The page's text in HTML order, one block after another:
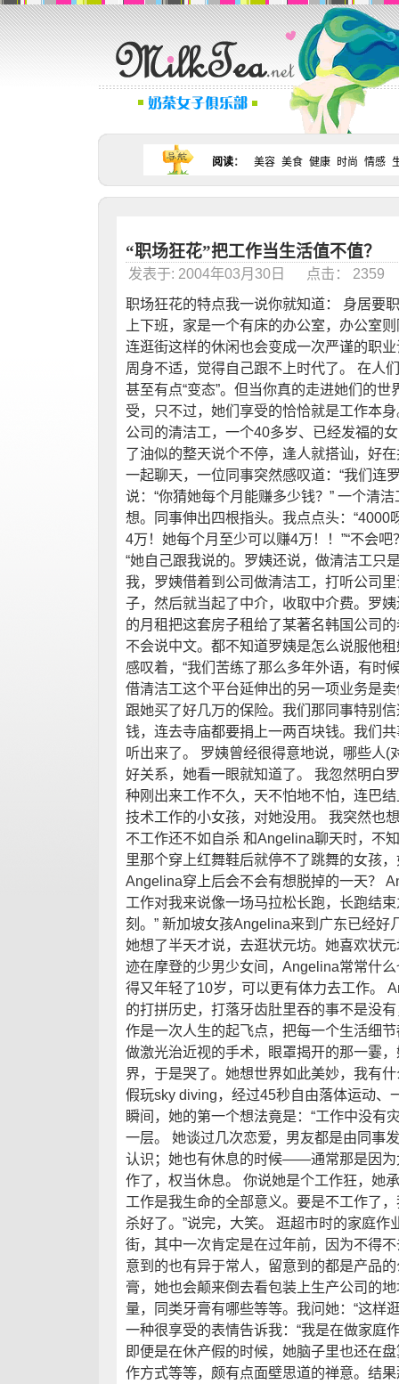
阅读： 美容 美食 健康 时尚 情感
“职场狂花”把工作当生活值不值？
发表于: 2004年03月30日 点击： 2359
职场狂花的特点我一说你就知道： 身居要
上下班，家是一个有床的办公室，办公室
连逛街这样的休闲也会变成一次严谨的职
周身不适，觉得自己跟不上时代了。 在人
甚至有点“变态”。但当你真的走进她们的
受，只不过，她们享受的恰恰就是工作本
公司的清洁工，一个40多岁、已经发福的
了油似的整天说个不停，逢人就搭讪，好
一起聊天，一位同事突然感叹道：“我们连
说：“你猜她每个月能赚多少钱？” 一个清
想。同事伸出四根指头。我点点头：“4000
4万！她每个月至少可以赚4万！！”“不会
“她自己跟我说的。罗姨还说，做清洁工只
我，罗姨借着到公司做清洁工，打听公司
子，然后就当起了中介，收取中介费。罗
的月租把这套房子租给了某著名韩国公司
不会说中文。都不知道罗姨是怎么说服他
感叹着，“我们苦练了那么多年外语，有时
借清洁工这个平台延伸出的另一项业务是
跟她买了好几万的保险。我们那同事特别
钱，连去寺庙都要捐上一两百块钱。我们
听出来了。 罗姨曾经很得意地说，哪些人(
好关系，她看一眼就知道了。 我忽然明白
种刚出来工作不久，天不怕地不怕，连巴
技术工作的小女孩，对她没用。 我突然也
不工作还不如自杀 和Angelina聊天时，不
里那个穿上红舞鞋后就停不了跳舞的女孩
Angelina穿上后会不会有想脱掉的一天？
工作对我来说像一场马拉松长跑，长跑结
刻。” 新加坡女孩Angelina来到广东已经好
她想了半天才说，去逛状元坊。她喜欢状
迹在摩登的少男少女间，Angelina常常什
得又年轻了10岁，可以更有体力去工作。
的打拼历史，打落牙齿肚里吞的事不是没
作是一次人生的起飞点，把每一个生活细
做激光治近视的手术，眼罩揭开的那一霎
界，于是哭了。她想世界如此美妙，我有
假玩sky diving，经过45秒自由落体运动、
瞬间，她的第一个想法竟是：“工作中没有
一层。 她谈过几次恋爱，男友都是由同事
认识；她也有休息的时候——通常那是因为
作了，权当休息。 你说她是个工作狂，她
工作是我生命的全部意义。要是不工作了
杀好了。”说完，大笑。 逛超市时的家庭
街，其中一次肯定是在过年前，因为不得
意到的也有异于常人，留意到的都是产品
膏，她也会颠来倒去看包装上生产公司的
量，同类牙膏有哪些等等。我问她：“这样
一种很享受的表情告诉我：“我是在做家庭
即便是在休产假的时候，她脑子里也还在
作方式等等，颇有点面壁思道的禅意。结